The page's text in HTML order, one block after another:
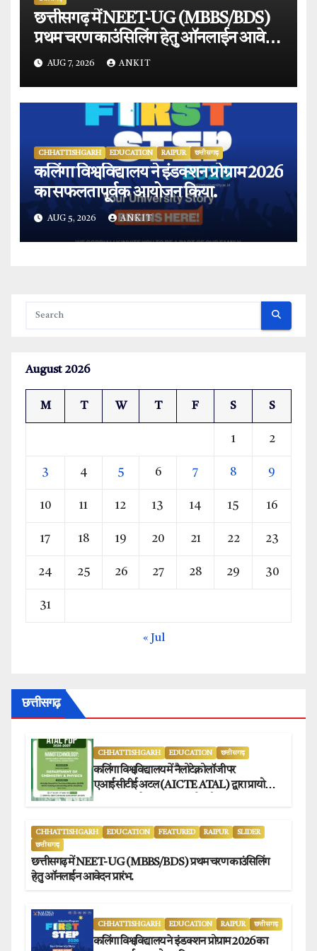
छत्तीसगढ़ में NEET-UG (MBBS/BDS)
प्रथम चरण काउंसिलिंग हेतु ऑनलाईन आवेदन
प्रारंभ.
AUG 7, 2026 ANKIT
CHHATTISHGARH EDUCATION RAIPUR छत्तीसगढ़
कलिंगा विश्वविद्यालय ने इंडक्शन प्रोग्राम 2026
का सफलतापूर्वक आयोजन किया.
AUG 5, 2026 ANKIT
August 2026
M T W T F S S
1 2
3 4 5 6 7 8 9
10 11 12 13 14 15 16
17 18 19 20 21 22 23
24 25 26 27 28 29 30
31
« Jul
छत्तीसगढ़
CHHATTISHGARH EDUCATION छत्तीसगढ़
कलिंगा विश्वविद्यालय में नैलोटेक्नोलॉजी पर
एआईसीटीई अटल (AICTE ATAL) द्वारा प्रायोजित
CHHATTISHGARH EDUCATION FEATURED RAIPUR
SLIDER
छत्तीसगढ़
छत्तीसगढ़ में NEET-UG (MBBS/BDS) प्रथम चरण काउंसिलिंग
हेतु ऑनलाईन आवेदन प्रारंभ.
CHHATTISHGARH EDUCATION RAIPUR छत्तीसगढ़
कलिंगा विश्वविद्यालय ने इंडक्शन प्रोग्राम 2026 का